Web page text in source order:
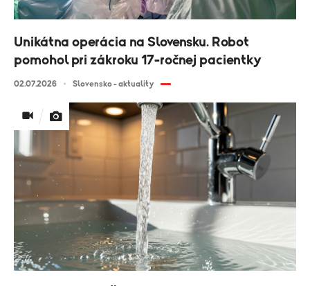
Unikátna operácia na Slovensku. Robot
pomohol pri zákroku 17-ročnej pacientky
02.07.2026 Slovensko - aktuality